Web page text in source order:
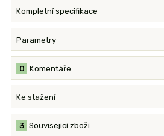
Kompletní specifikace
Parametry
Komentáře
0
Ke stažení
Související zboží
3